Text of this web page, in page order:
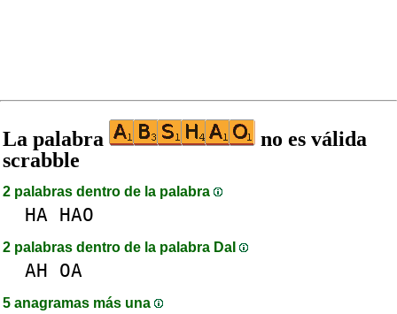
La palabra
no es válida
scrabble
2 palabras dentro de la palabra
HA HAO
2 palabras dentro de la palabra DaI
AH OA
5 anagramas más una